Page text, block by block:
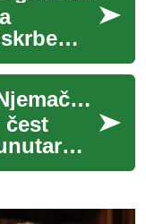
i
Poslovi pakiranja u Njemačkoj: rad u skladištu i logistici
čest